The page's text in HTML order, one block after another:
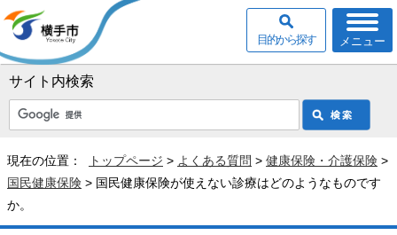
サイト内検索
メニュー
目的から探す
現在の位置： トップページ > よくある質問 > 健康保険・介護保険 >
国民健康保険 > 国民健康保険が使えない診療はどのようなものです
か。